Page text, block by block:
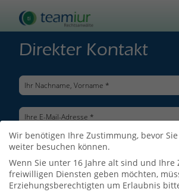
Direkter Kontakt
Wir benötigen Ihre Zustimmung, bevor
weiter besuchen können.
Wenn Sie unter 16 Jahre alt sind und Ihre
freiwilligen Diensten geben möchten,
Erziehungsberechtigten um Erlaubnis